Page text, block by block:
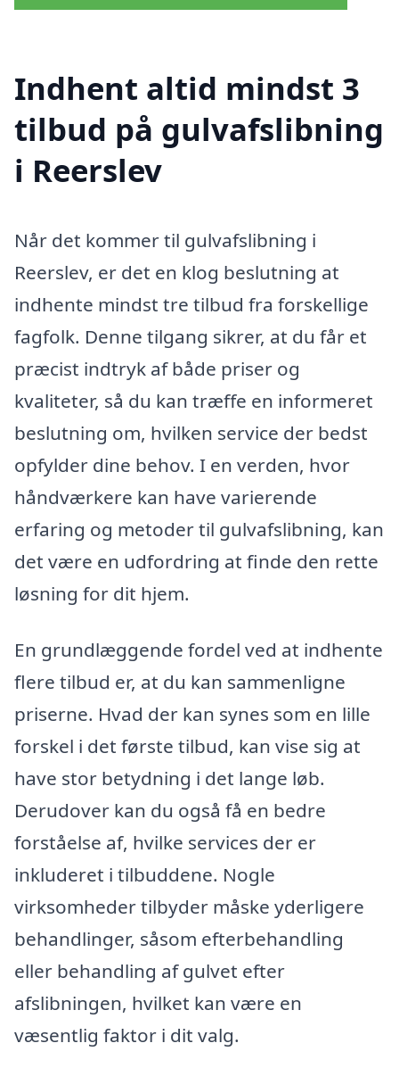
Indhent altid mindst 3
tilbud på gulvafslibning
i Reerslev
Når det kommer til gulvafslibning i
Reerslev, er det en klog beslutning at
indhente mindst tre tilbud fra forskellige
fagfolk. Denne tilgang sikrer, at du får et
præcist indtryk af både priser og
kvaliteter, så du kan træffe en informeret
beslutning om, hvilken service der bedst
opfylder dine behov. I en verden, hvor
håndværkere kan have varierende
erfaring og metoder til gulvafslibning, kan
det være en udfordring at finde den rette
løsning for dit hjem.
En grundlæggende fordel ved at indhente
flere tilbud er, at du kan sammenligne
priserne. Hvad der kan synes som en lille
forskel i det første tilbud, kan vise sig at
have stor betydning i det lange løb.
Derudover kan du også få en bedre
forståelse af, hvilke services der er
inkluderet i tilbuddene. Nogle
virksomheder tilbyder måske yderligere
behandlinger, såsom efterbehandling
eller behandling af gulvet efter
afslibningen, hvilket kan være en
væsentlig faktor i dit valg.